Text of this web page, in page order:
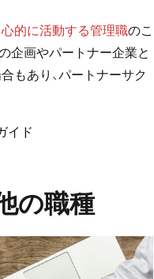
的に活動する管理職のこ
企画やパートナー企業と
もあり、パートナーサク
イド
の職種